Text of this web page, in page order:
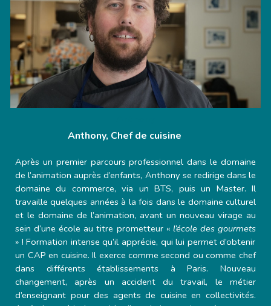
Anthony, Chef de cuisine
Après un premier parcours professionnel dans le domaine
de l’animation auprès d’enfants, Anthony se redirige dans le
domaine du commerce, via un BTS, puis un Master. Il
travaille quelques années à la fois dans le domaine culturel
et le domaine de l’animation, avant un nouveau virage au
sein d’une école au titre prometteur « l’école des gourmets
» ! Formation intense qu’il apprécie, qui lui permet d’obtenir
un CAP en cuisine. Il exerce comme second ou comme chef
dans différents établissements à Paris. Nouveau
changement, après un accident du travail, le métier
d’enseignant pour des agents de cuisine en collectivités.